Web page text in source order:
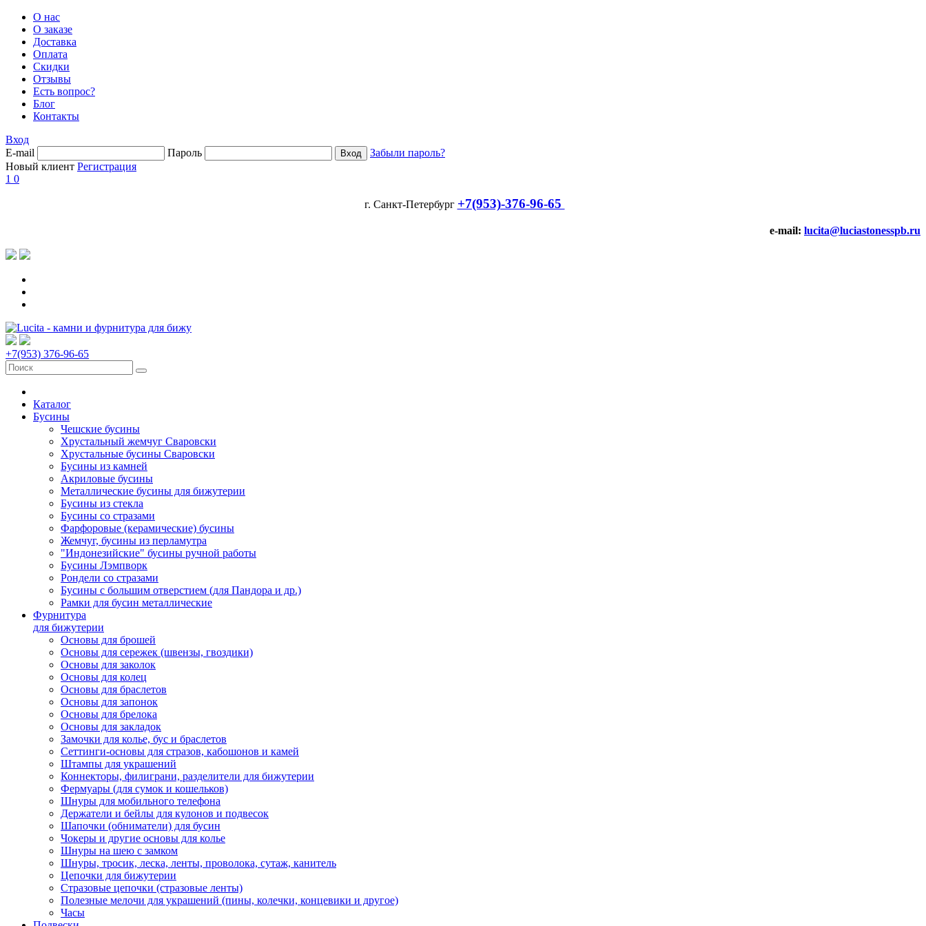
О нас
О заказе
Доставка
Оплата
Скидки
Отзывы
Есть вопрос?
Блог
Контакты
Вход
E-mail
Пароль
Забыли пароль?
Новый клиент Регистрация
1 0
г. Санкт-Петербург +7(953)-376-96-65
e-mail: lucita@luciastonesspb.ru
+7(953) 376-96-65
Каталог
Бусины
Чешские бусины
Хрустальный жемчуг Сваровски
Хрустальные бусины Сваровски
Бусины из камней
Акриловые бусины
Металлические бусины для бижутерии
Бусины из стекла
Бусины со стразами
Фарфоровые (керамические) бусины
Жемчуг, бусины из перламутра
"Индонезийские" бусины ручной работы
Бусины Лэмпворк
Рондели со стразами
Бусины с большим отверстием (для Пандора и др.)
Рамки для бусин металлические
Фурнитура
для бижутерии
Основы для брошей
Основы для сережек (швензы, гвоздики)
Основы для заколок
Основы для колец
Основы для браслетов
Основы для запонок
Основы для брелока
Основы для закладок
Замочки для колье, бус и браслетов
Сеттинги-основы для стразов, кабошонов и камей
Штампы для украшений
Коннекторы, филиграни, разделители для бижутерии
Фермуары (для сумок и кошельков)
Шнуры для мобильного телефона
Держатели и бейлы для кулонов и подвесок
Шапочки (обниматели) для бусин
Чокеры и другие основы для колье
Шнуры на шею с замком
Шнуры, тросик, леска, ленты, проволока, сутаж, канитель
Цепочки для бижутерии
Стразовые цепочки (стразовые ленты)
Полезные мелочи для украшений (пины, колечки, концевики и другое)
Часы